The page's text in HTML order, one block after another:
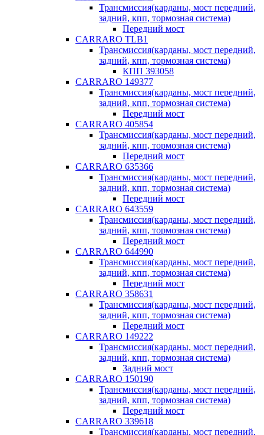
Трансмиссия(карданы, мост передний,
задний, кпп, тормозная система)
Передний мост
CARRARO TLB1
Трансмиссия(карданы, мост передний,
задний, кпп, тормозная система)
КПП 393058
CARRARO 149377
Трансмиссия(карданы, мост передний,
задний, кпп, тормозная система)
Передний мост
CARRARO 405854
Трансмиссия(карданы, мост передний,
задний, кпп, тормозная система)
Передний мост
CARRARO 635366
Трансмиссия(карданы, мост передний,
задний, кпп, тормозная система)
Передний мост
CARRARO 643559
Трансмиссия(карданы, мост передний,
задний, кпп, тормозная система)
Передний мост
CARRARO 644990
Трансмиссия(карданы, мост передний,
задний, кпп, тормозная система)
Передний мост
CARRARO 358631
Трансмиссия(карданы, мост передний,
задний, кпп, тормозная система)
Передний мост
CARRARO 149222
Трансмиссия(карданы, мост передний,
задний, кпп, тормозная система)
Задний мост
CARRARO 150190
Трансмиссия(карданы, мост передний,
задний, кпп, тормозная система)
Передний мост
CARRARO 339618
Трансмиссия(карданы, мост передний,